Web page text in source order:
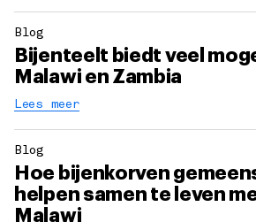
Blog
Bijenteelt biedt veel
Malawi en Zambia
Lees meer
Blog
Hoe bijenkorven
helpen samen te leven
Malawi